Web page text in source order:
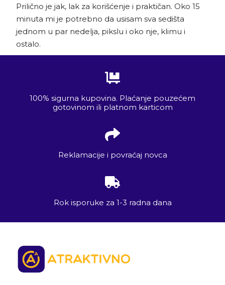
Prilično je jak, lak za korišćenje i praktičan. Oko 15
minuta mi je potrebno da usisam sva sedišta
jednom u par nedelja, pikslu i oko nje, klimu i
ostalo.
100% sigurna kupovina. Plaćanje pouzećem
gotovinom ili platnom karticom
Reklamacije i povraćaj novca
Rok isporuke za 1-3 radna dana